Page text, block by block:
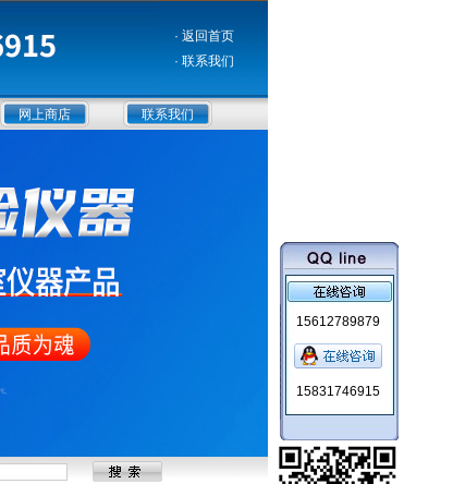
· 返回首页
· 联系我们
网上商店 联系我们
15612789879
15831746915